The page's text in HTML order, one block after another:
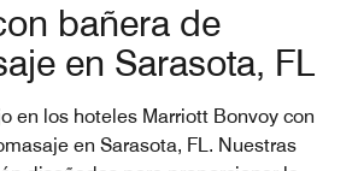
bañera de
en Sarasota, FL
en los hoteles Marriott Bonvoy con
en Sarasota, FL. Nuestras